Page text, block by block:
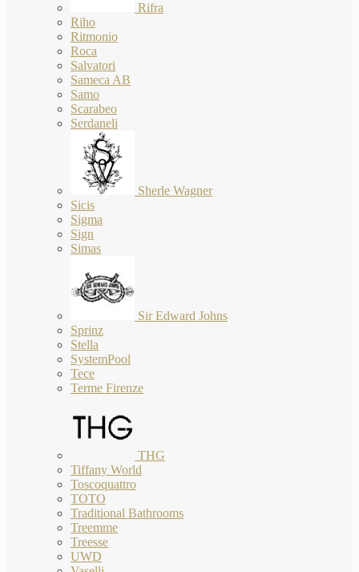
Rifra
Riho
Ritmonio
Roca
Salvatori
Sameca AB
Samo
Scarabeo
Serdaneli
Sherle Wagner
Sicis
Sigma
Sign
Simas
Sir Edward Johns
Sprinz
Stella
SystemPool
Tece
Terme Firenze
THG
Tiffany World
Toscoquattro
TOTO
Traditional Bathrooms
Treemme
Treesse
UWD